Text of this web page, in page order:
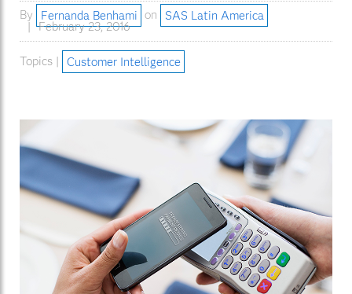
By Fernanda Benhami on
SAS Latin America
February 23, 2016
Topics | Customer Intelligence